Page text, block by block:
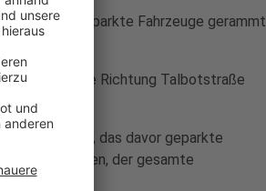
zwei geparkte Fahrzeuge gerammt
Straße Richtung Talbotstraße
Seite stark, das davor geparkte
worden, der gesamte